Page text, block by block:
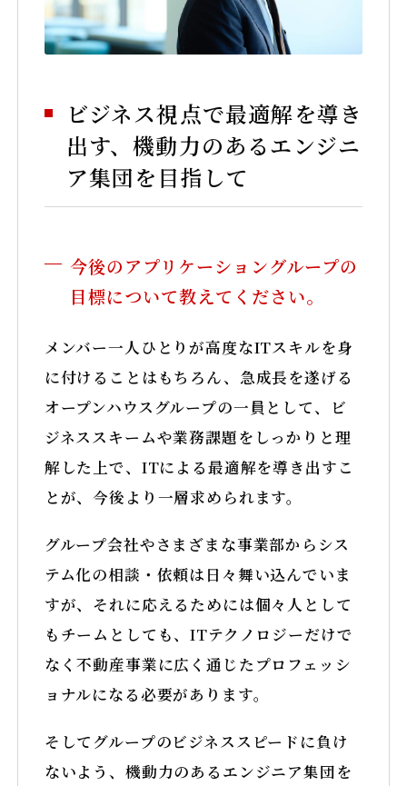
ビジネス視点で最適解を導き
出す、機動力のあるエンジニ
ア集団を目指して
今後のアプリケーショングループの
目標について教えてください。
メンバー一人ひとりが高度なITスキルを身
に付けることはもちろん、急成長を遂げる
オープンハウスグループの一員として、ビ
ジネススキームや業務課題をしっかりと理
解した上で、ITによる最適解を導き出すこ
とが、今後より一層求められます。
グループ会社やさまざまな事業部からシス
テム化の相談・依頼は日々舞い込んでいま
すが、それに応えるためには個々人として
もチームとしても、ITテクノロジーだけで
なく不動産事業に広く通じたプロフェッシ
ョナルになる必要があります。
そしてグループのビジネススピードに負け
ないよう、機動力のあるエンジニア集団を